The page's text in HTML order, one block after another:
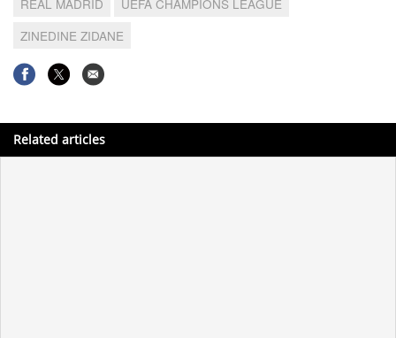
ZINEDINE ZIDANE
Related articles